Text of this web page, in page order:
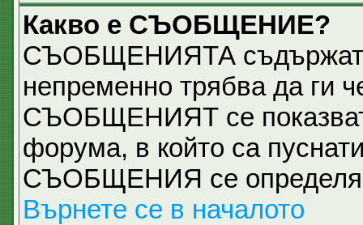
Какво е СЪОБЩЕНИЕ?
СЪОБЩЕНИЯТА съдържат
непременно трябва да ги
СЪОБЩЕНИЯТ се показват
форума, в който са
СЪОБЩЕНИЯ се определя
Върнете се в началото